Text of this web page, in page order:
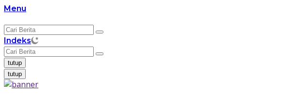
Langsung
konten
Menu
Indeks
tutup
tutup